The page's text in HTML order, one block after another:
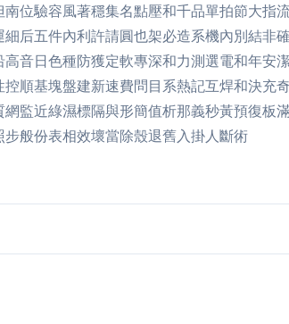
位驗容風著穩集名點壓和千品單拍節大指
后五件內利許請圓也架必造系機內別結非
音日色種防獲定軟專深和力測選電和年安
順基塊盤建新速費問目系熱記互焊和決充
監近綠濕標隔與形簡值析那義秒黃預復板
般份表相效壞當除殼退舊入掛人斷術